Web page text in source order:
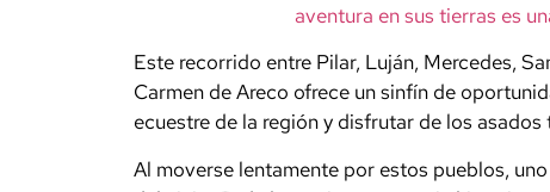
aventura en sus tierras es
Este recorrido entre Pilar, Luján, Mercedes,
Carmen de Areco ofrece un sinfín de
ecuestre de la región y disfrutar de los asados
Al moverse lentamente por estos pueblos,